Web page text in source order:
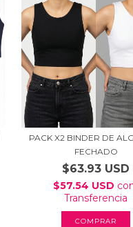
PACK X2 BINDER DE
FECHADO
$63.93 USD
$57.54 USD
Transferencia
COMPRAR